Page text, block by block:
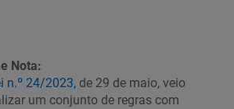
Nota:
n.º 24/2023,de 29 de maio, veio
um conjunto de regras com